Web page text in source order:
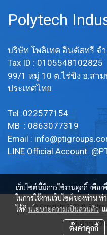
OA : @PTIRUBBER Tel:
022577154 / MB :
Polytech
บริษัท โพลิเทค อินดัสทรี จ
Tax ID : 0105548102825
99/1 หมู่ 10 ต.ไร่ขิง อ.สา
ประเทศไทย
Tel :022577154
MB : 0863077319
Email :
LINE Official Account
© Copyright 2022 All
ผู้เข้าชมวั
เว็บไซต์นี้มีการใช้งานคุกกี้ เพื่
ในการใช้งานเว็บไซต์ของท่าน
ได้ที่นโยบายความเป็นส่วนตัวแ
ตั้งค่าคุกกี้